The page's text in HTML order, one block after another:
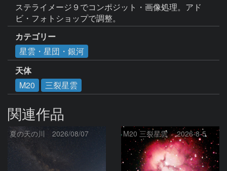
ステライメージ９でコンポジット・画像処理。アド
ビ・フォトショップで調整。
カテゴリー
星雲・星団・銀河
天体
M20
三裂星雲
関連作品
夏の天の川 2026/08/07 M20 三裂星雲 2026-8-5